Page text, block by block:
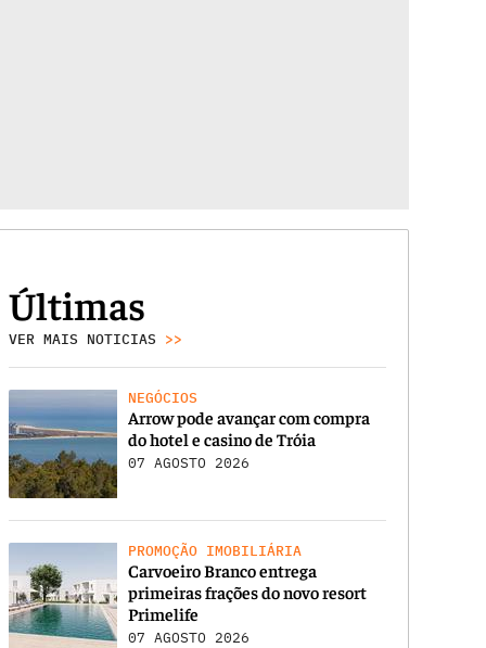
Últimas
VER MAIS NOTICIAS >>
NEGÓCIOS
Arrow pode avançar com compra
do hotel e casino de Tróia
07 AGOSTO 2026
PROMOÇÃO IMOBILIÁRIA
Carvoeiro Branco entrega
primeiras frações do novo resort
Primelife
07 AGOSTO 2026